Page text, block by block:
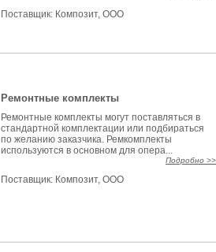
Поставщик: Композит, ООО
Ремонтные комплекты
Ремонтные комплекты могут поставляться в
стандартной комплектации или подбираться
по желанию заказчика. Ремкомплекты
используются в основном для опера...
Подробно >>
Поставщик: Композит, ООО